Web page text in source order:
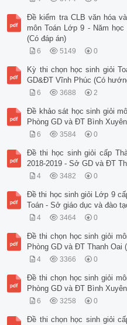
Đề kiểm tra CLB văn hóa
môn Toán Lớp 9 - Năm
(Có đáp án)
6 5149 0
Kỳ thi chọn học sinh giỏi
GD&ĐT Vĩnh Phúc (Có
6 3688 2
Đề khảo sát học sinh giỏi
Phòng GD và ĐT Bình
6 3584 0
Đề thi học sinh giỏi cấp
2018-2019 - Sở GD và ĐT
4 3482 0
Đề thi học sinh giỏi Lớp 9
Toán - Sở giáo dục và đào
4 3464 0
Đề thi chọn học sinh giỏi
Phòng GD và ĐT Thanh Oai
4 3366 0
Đề thi chọn học sinh giỏi
Phòng GD và ĐT Bình
6 3258 0
Đề thi chọn học sinh giỏi